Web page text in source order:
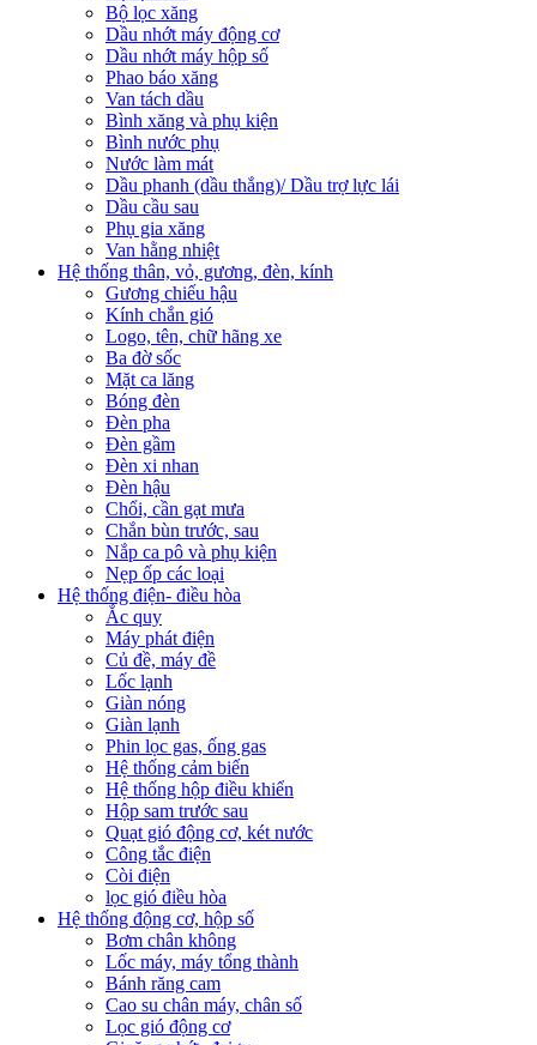
Bộ lọc xăng
Dầu nhớt máy động cơ
Dầu nhớt máy hộp số
Phao báo xăng
Van tách dầu
Bình xăng và phụ kiện
Bình nước phụ
Nước làm mát
Dầu phanh (dầu thắng)/ Dầu trợ lực lái
Dầu cầu sau
Phụ gia xăng
Van hằng nhiệt
Hệ thống thân, vỏ, gương, đèn, kính
Gương chiếu hậu
Kính chắn gió
Logo, tên, chữ hãng xe
Ba đờ sốc
Mặt ca lăng
Bóng đèn
Đèn pha
Đèn gầm
Đèn xi nhan
Đèn hậu
Chổi, cần gạt mưa
Chắn bùn trước, sau
Nắp ca pô và phụ kiện
Nẹp ốp các loại
Hệ thống điện- điều hòa
Ắc quy
Máy phát điện
Củ đề, máy đề
Lốc lạnh
Giàn nóng
Giàn lạnh
Phin lọc gas, ống gas
Hệ thống cảm biến
Hệ thống hộp điều khiển
Hộp sam trước sau
Quạt gió động cơ, két nước
Công tắc điện
Còi điện
lọc gió điều hòa
Hệ thống động cơ, hộp số
Bơm chân không
Lốc máy, máy tổng thành
Bánh răng cam
Cao su chân máy, chân số
Lọc gió động cơ